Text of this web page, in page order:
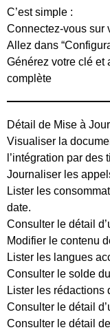
C’est simple :
Connectez-vous sur
Allez dans
Générez votre clé et
complète
Détail de Mise à
Visualiser la
l’intégration par des
Journaliser les
Lister les
date.
Consulter le détail
Modifier le contenu
Lister les langues
Consulter le solde
Lister les rédactions
Consulter le détail
Consulter le détail